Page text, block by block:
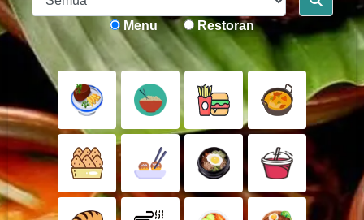
Menu Restoran